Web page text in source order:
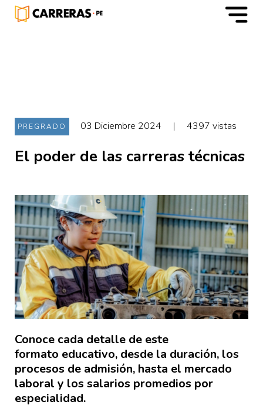
m
PREGRADO 03 Diciembre 2024 | 4397 vistas
El poder de las carreras técnicas
Conoce cada detalle de este
formato educativo, desde la duración, los
procesos de admisión, hasta el mercado
laboral y los salarios promedios por
especialidad.